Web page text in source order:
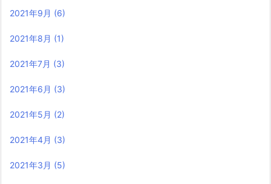
2021年9月 (6)
2021年8月 (1)
2021年7月 (3)
2021年6月 (3)
2021年5月 (2)
2021年4月 (3)
2021年3月 (5)